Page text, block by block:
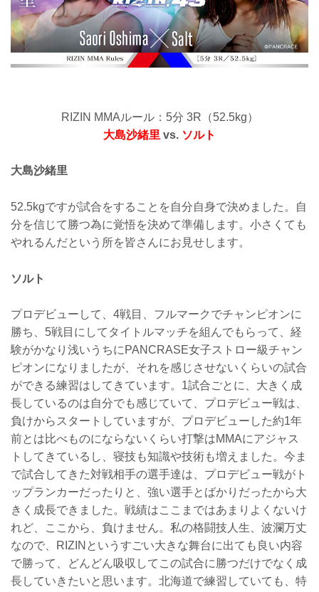
RIZIN MMAルール：5分 3R（52.5kg）
大島沙緒里 vs. ソルト
大島沙緒里
52.5kgですが試合をすることを自分自身で決めました。自
分を信じて勝つ為に覚悟を決めて準備します。小さくても
やれるんだという所を皆さんにお見せします。
ソルト
プロデビューして、4戦目、フルマークでチャンピオンに
勝ち、5戦目にしてタイトルマッチを組んでもらって、経
験がかなり浅いうちにPANCRASE女子ストロー級チャン
ピオンになりましたが、それを感じさせないくらいの試合
ができる練習はしてきています。1試合ごとに、大きく成
長しているのは自分でも感じていて、プロデビュー戦は、
負けからスタートしていますが、プロデビューした約1年
前とは比べものにならないくらい打撃はMMAにアジャス
トしてきているし、寝技も知識や技術も増えました。今ま
で試合してきた対戦相手の選手達は、プロデビュー戦がト
ップランカーだったりと、強い選手とばかりだったから大
きく成長できました。戦績はここまではあまりよくないけ
れど、ここから、負けません。私の格闘技人生、波瀾万丈
なので、RIZINというすごい大きな舞台に出ても良い内容
で勝って、どんどん吸収してこの試合に勝つだけでなく成
長していきたいと思います。北海道で練習していても、特